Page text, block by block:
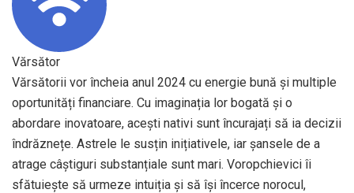
Vărsător
Vărsătorii vor încheia anul 2024 cu energie bună și multiple
oportunități financiare. Cu imaginația lor bogată și o
abordare inovatoare, acești nativi sunt încurajați să ia decizii
îndrăznețe. Astrele le susțin inițiativele, iar șansele de a
atrage câștiguri substanțiale sunt mari. Voropchievici îi
sfătuiește să urmeze intuiția și să își încerce norocul,